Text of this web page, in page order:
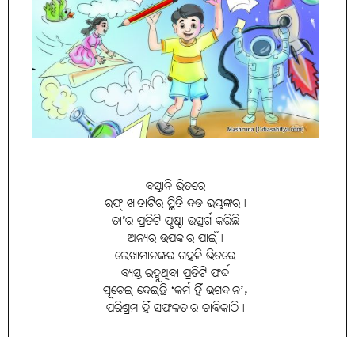
ବସ୍ତାନି ଭିତରେ
ରଫ୍ ଖାତାଟିର ସ୍ଥିତି ବଡ ଭୟଙ୍କର।
ତା’ର ପ୍ରତିଟି ପୃଷ୍ଠା ଉତ୍ସର୍ଗ କରିଛି
ଅନ୍ୟର ଉପକାର ପାଇଁ।
ଲେଖାମାନଙ୍କର ଗହଳି ଭିତରେ
ବ୍ୟସ୍ତ ରହୁଥିବା ପ୍ରତିଟି ଫର୍ଦ୍ଦ
ସୂଚେଇ ଦେଇଛି ‘କର୍ମ ହିଁ ଭଗବାନ’,
ପରିଶ୍ରମ ହିଁ ସଫଳତାର ଚାବିକାଠି।